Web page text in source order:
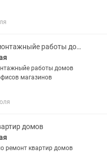
Электро монтажныйе работы домов и квартир ,магазинов и мелко срочные работы
работы домов
магазинов
домов
ремонт квартир домов